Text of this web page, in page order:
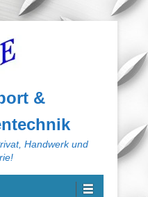
&
Handwerk und